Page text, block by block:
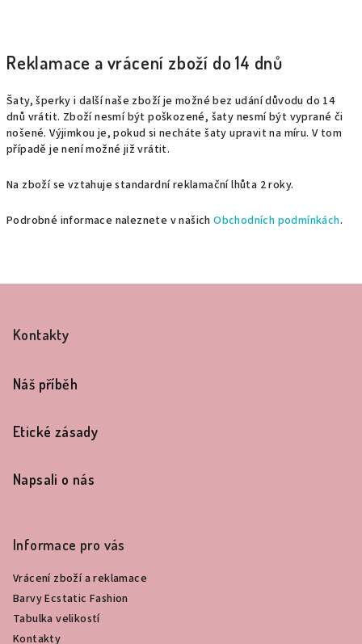
Reklamace a vrácení zboží do 14 dnů
Šaty, šperky i další naše zboží je možné bez udání důvodu do 14
dnů vrátit. Zboží nesmí být poškozené, šaty nesmí být vyprané či
nošené. Výjimkou je, pokud si necháte šaty upravit na míru. V tom
případě je není možné již vrátit.
Na zboží se vztahuje standardní reklamační lhůta 2 roky.
Podrobné informace naleznete v našichObchodních podmínkách.
Kontakty
Náš příběh
Etické zásady
Napsali o nás
Informace pro vás
Vrácení zboží a reklamace
Barvy Ecstatic Fashion
Tabulka velikostí
Kontakty